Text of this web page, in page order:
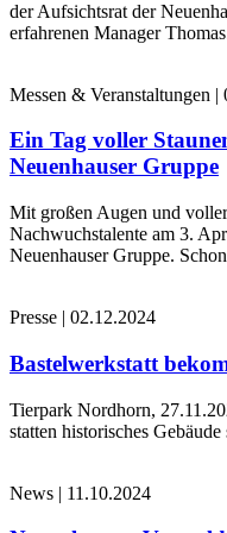
der Aufsichtsrat der
erfahrenen Manager
Messen & Veranstaltungen |
Ein Tag voller
Neuenhauser Gruppe
Mit großen Augen und
Nachwuchstalente am 3.
Neuenhauser Gruppe.
Presse | 02.12.2024
Bastelwerkstatt
Tierpark Nordhorn,
statten historisches Gebäude
News | 11.10.2024